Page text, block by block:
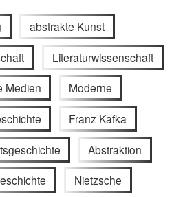
abstrakte Kunst
Literaturwissenschaft
Medien Moderne
Franz Kafka
Abstraktion
Nietzsche